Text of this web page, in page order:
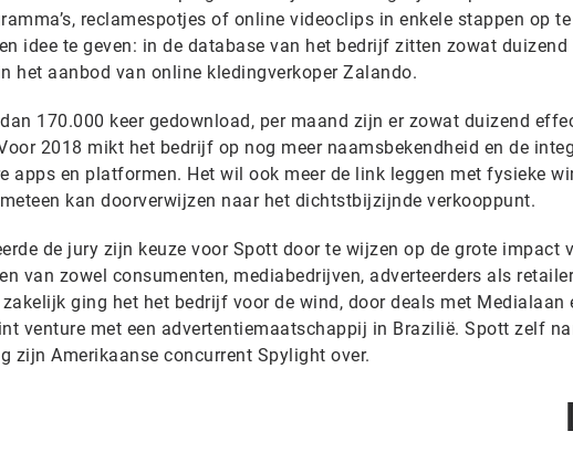
reclamespotjes of online videoclips in enkele stappen op te
idee te geven: in de database van het bedrijf zitten zowat duizend
het aanbod van online kledingverkoper Zalando.
170.000 keer gedownload, per maand zijn er zowat duizend
2018 mikt het bedrijf op nog meer naamsbekendheid en de
apps en platformen. Het wil ook meer de link leggen met fysieke
kan doorverwijzen naar het dichtstbijzijnde verkooppunt.
de jury zijn keuze voor Spott door te wijzen op de grote impact
van zowel consumenten, mediabedrijven, adverteerders als
ging het het bedrijf voor de wind, door deals met Medialaan
venture met een advertentiemaatschappij in Brazilië. Spott zelf
zijn Amerikaanse concurrent Spylight over.